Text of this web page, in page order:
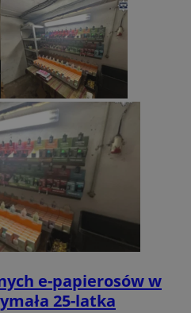
e-papierosów w
25-latka